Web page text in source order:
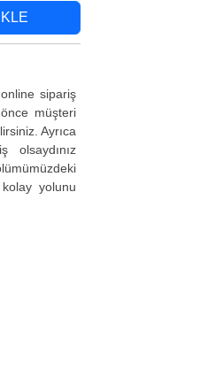
sipariş
müşteri
Ayrıca
yolunu